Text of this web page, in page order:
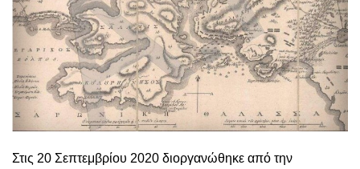
Στις 20 Σεπτεμβρίου 2020 διοργανώθηκε από την